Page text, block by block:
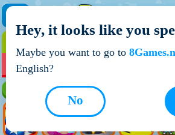
НОВІ ІГРИ
Hey, it looks like you
Maybe you want to go to
English?
No